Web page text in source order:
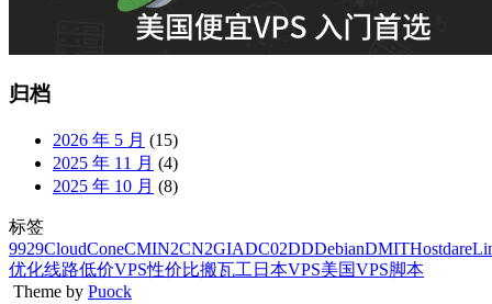
归档
2026 年 5 月 (15)
2025 年 11 月 (4)
2025 年 10 月 (8)
标签
9929CloudConeCMIN2CN2GIADC02DDDebianDMITHostdare
优化线路低价VPS性价比搬瓦工 日本VPS美国VPS脚本
Theme by Puock